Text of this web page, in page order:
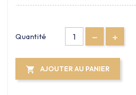
Quantité
 AJOUTER AU PANIER